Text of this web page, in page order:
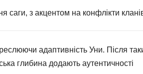
саги, з акцентом на конфлікти
адаптивність Уни. Після
глибина додають аутентичності